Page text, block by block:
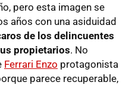
pero esta imagen se
años con una asiduidad
de los delincuentes
propietarios. No
Ferrari Enzo protagonista
parece recuperable,